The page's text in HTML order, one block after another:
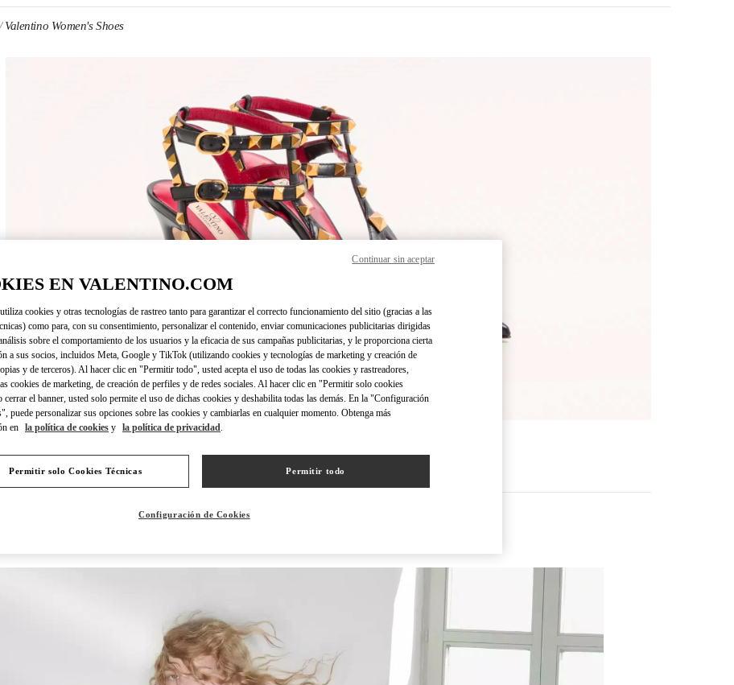
Valentino Women's Shoes
Link Opens in New Tab
EN VALENTINO.COM
cookies y otras tecnologías de rastreo tanto para garantizar el correcto funcionamiento del sitio (gracias a las
como para, con su consentimiento, personalizar el contenido, enviar comunicaciones publicitarias dirigidas
sobre el comportamiento de los usuarios y la eficacia de sus campañas publicitarias, y le proporciona cierta
a sus socios, incluidos Meta, Google y TikTok (utilizando cookies y tecnologías de marketing y creación de
y de terceros). Al hacer clic en "Permitir todo", usted acepta el uso de todas las cookies y rastreadores,
cookies de marketing, de creación de perfiles y de redes sociales. Al hacer clic en "Permitir solo cookies
cerrar el banner, usted solo permite el uso de dichas cookies y deshabilita todas las demás. En la "Configuración
puede personalizar sus opciones sobre las cookies y cambiarlas en cualquier momento. Obtenga más
en la política de cookies y la política de privacidad
Permitir solo Cookies Técnicas Permitir todo
Configuración de Cookies
Continuar sin aceptar